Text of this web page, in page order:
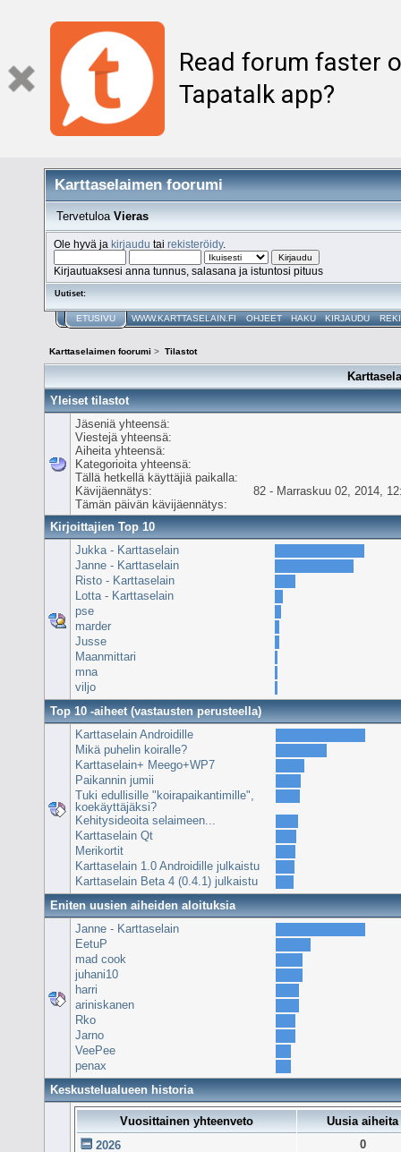
Read forum faster
Tapatalk app?
Karttaselaimen foorumi
Tervetuloa Vieras
Ole hyvä jakirjaudu tairekisteröidy.
Kirjautuaksesi anna tunnus, salasana ja istuntosi pituus
Uutiset:
ETUSIVU WWW.KARTTASELAIN.FI OHJEET HAKU KIRJAUDU
Karttaselaimen foorumi > Tilastot
Yleiset tilastot
Jäseniä yhteensä:
Viestejä yhteensä:
Aiheita yhteensä:
Kategorioita yhteensä:
Tällä hetkellä käyttäjiä paikalla:
Kävijäennätys:
82 - Marraskuu 02, 2014,
Tämän päivän kävijäennätys:
Kirjoittajien Top 10
Jukka - Karttaselain
Janne - Karttaselain
Risto - Karttaselain
Lotta - Karttaselain
pse
marder
Jusse
Maanmittari
mna
viljo
Top 10 -aiheet (vastausten perusteella)
Karttaselain Androidille
Mikä puhelin koiralle?
Karttaselain+ Meego+WP7
Paikannin jumii
Tuki edullisille "koirapaikantimille",
koekäyttäjäksi?
Kehitysideoita selaimeen...
Karttaselain Qt
Merikortit
Karttaselain 1.0 Androidille julkaistu
Karttaselain Beta 4 (0.4.1) julkaistu
Eniten uusien aiheiden aloituksia
Janne - Karttaselain
EetuP
mad cook
juhani10
harri
ariniskanen
Rko
Jarno
VeePee
penax
Keskustelualueen historia
Vuosittainen yhteenveto
Uusia aiheita
2026
0